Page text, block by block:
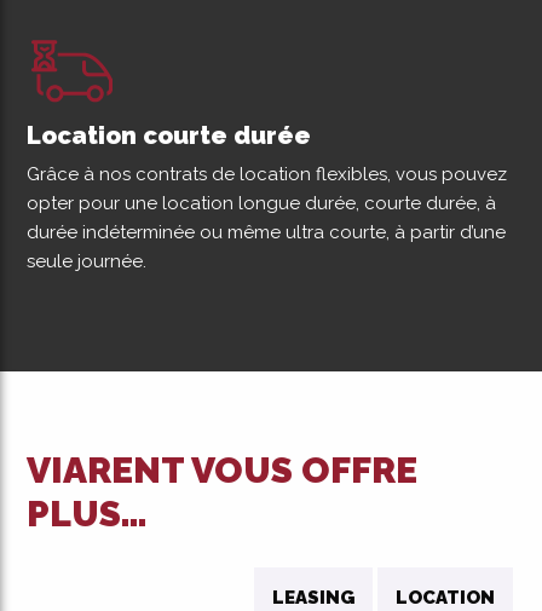
Location courte durée
Grâce à nos contrats de location flexibles, vous pouvez
opter pour une location longue durée, courte durée, à
durée indéterminée ou même ultra courte, à partir d’une
seule journée.
VIARENT VOUS OFFRE
PLUS…
LEASING LOCATION